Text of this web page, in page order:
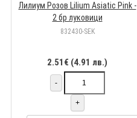
Лилиум Розов Lilium Asiatic Pink -
2 бр луковици
832430-SEK
2.51€ (4.91 лв.)
-
+